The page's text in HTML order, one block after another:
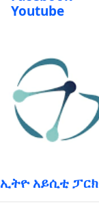
Youtube
ኢትዮ አይሲቲ ፓርክ